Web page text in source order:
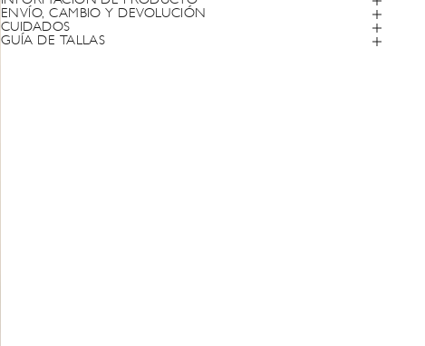
ENVÍO, CAMBIO Y DEVOLUCIÓN
CUIDADOS
GUÍA DE TALLAS